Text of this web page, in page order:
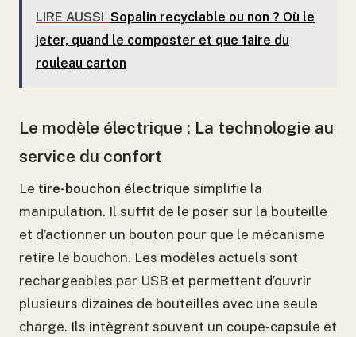
LIRE AUSSI Sopalin recyclable ou non ? Où le
jeter, quand le composter et que faire du
rouleau carton
Le modèle électrique : La technologie au
service du confort
Le tire-bouchon électrique simplifie la
manipulation. Il suffit de le poser sur la bouteille
et d’actionner un bouton pour que le mécanisme
retire le bouchon. Les modèles actuels sont
rechargeables par USB et permettent d’ouvrir
plusieurs dizaines de bouteilles avec une seule
charge. Ils intègrent souvent un coupe-capsule et